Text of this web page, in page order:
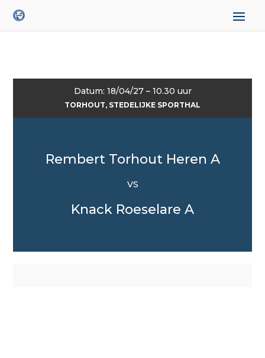
Datum: 18/04/27 – 10.30 uur
TORHOUT, STEDELIJKE SPORTHAL
Rembert Torhout Heren A
VS
Knack Roeselare A